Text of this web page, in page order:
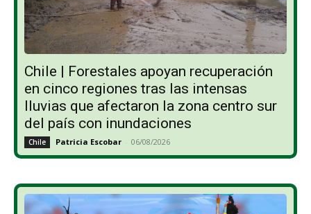
Chile | Forestales apoyan recuperación
en cinco regiones tras las intensas
lluvias que afectaron la zona centro sur
del país con inundaciones
Chile Patricia Escobar - 06/08/2026